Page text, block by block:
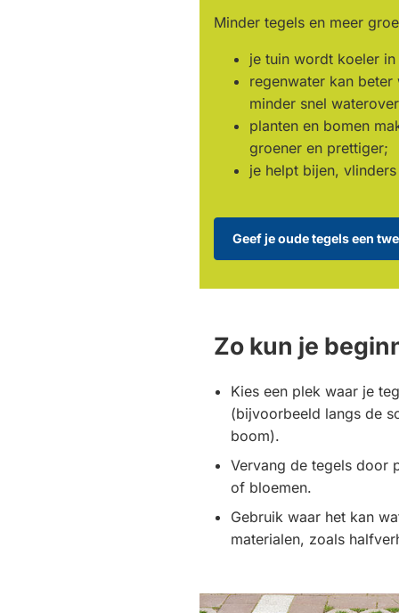
Minder tegels en meer
je tuin wordt koeler
regenwater kan
minder snel
planten en bomen
groener en prettiger;
je helpt bijen,
Geef je oude tegels een
(Verwijst
een
Zo kun je
Kies een plek waar je
(bijvoorbeeld langs de
boom).
Vervang de tegels door
of bloemen.
Gebruik waar het kan
materialen, zoals